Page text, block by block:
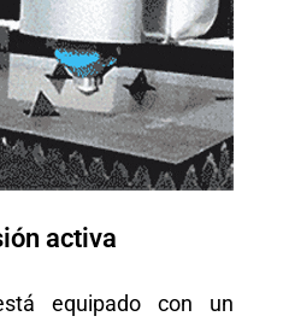
activa
equipado con un